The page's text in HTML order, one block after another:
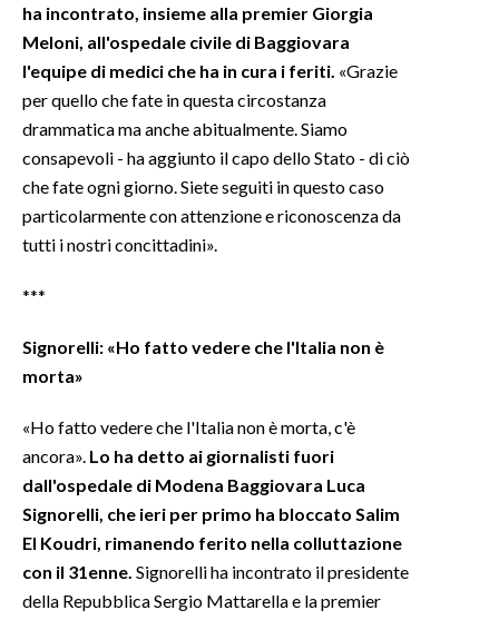
ha incontrato, insieme alla premier Giorgia
Meloni, all'ospedale civile di Baggiovara
l'equipe di medici che ha in cura i feriti. «Grazie
per quello che fate in questa circostanza
drammatica ma anche abitualmente. Siamo
consapevoli - ha aggiunto il capo dello Stato - di ciò
che fate ogni giorno. Siete seguiti in questo caso
particolarmente con attenzione e riconoscenza da
tutti i nostri concittadini».
***
Signorelli: «Ho fatto vedere che l'Italia non è
morta»
«Ho fatto vedere che l'Italia non è morta, c'è
ancora». Lo ha detto ai giornalisti fuori
dall'ospedale di Modena Baggiovara Luca
Signorelli, che ieri per primo ha bloccato Salim
El Koudri, rimanendo ferito nella colluttazione
con il 31enne. Signorelli ha incontrato il presidente
della Repubblica Sergio Mattarella e la premier